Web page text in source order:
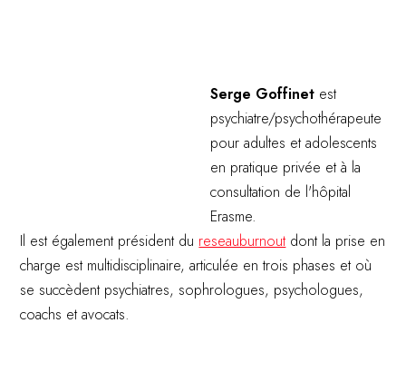
Serge Goffinet est
psychiatre/psychothérapeute
pour adultes et adolescents
en pratique privée et à la
consultation de l'hôpital
Erasme.
Il est également président du reseauburnoutdont la prise en
charge est multidisciplinaire, articulée en trois phases et où
se succèdent psychiatres, sophrologues, psychologues,
coachs et avocats.